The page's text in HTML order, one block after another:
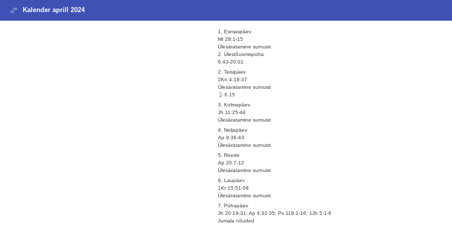
Kalender aprill 2024
1. Esmaspäev
Mt 28:1-15
Ülesäratamine surnuist
2. Ülestõusmispüha
6.43-20.01
2. Teisipäev
2Kn 4:18-37
Ülesäratamine surnuist
6.15
3. Kolmapäev
Jh 11:25-44
Ülesäratamine surnuist
4. Neljapäev
Ap 9:36-43
Ülesäratamine surnuist
5. Reede
Ap 20:7-12
Ülesäratamine surnuist
6. Laupäev
1Kr 15:51-58
Ülesäratamine surnuist
7. Pühapäev
Jh 20:19-31; Ap 4:32-35; Ps 118:1-16; 1Jh 5:1-6
Jumala nõuded